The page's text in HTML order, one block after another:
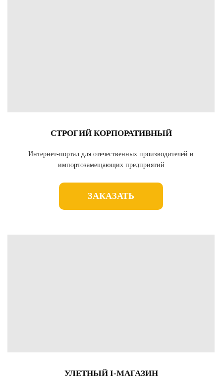
СТРОГИЙ КОРПОРАТИВНЫЙ
Интернет-портал для отечественных производителей и
импортозамещающих предприятий
ЗАКАЗАТЬ
УЛЕТНЫЙ I-МАГАЗИН